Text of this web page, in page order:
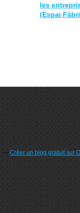
les
(Espai
Créer un blog gratuit sur